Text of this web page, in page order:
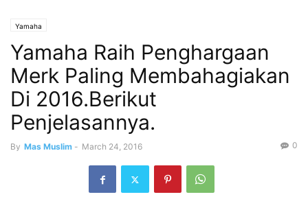
Yamaha
Yamaha Raih Penghargaan
Merk Paling Membahagiakan
Di 2016.Berikut
Penjelasannya.
By Mas Muslim - March 24, 2016 0